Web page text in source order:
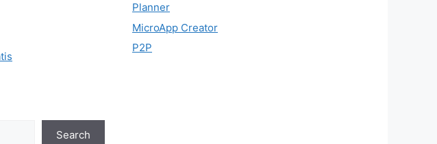
Search
Planner
MicroApp Creator
P2P